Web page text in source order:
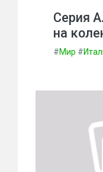
Серия
на
#Мир #